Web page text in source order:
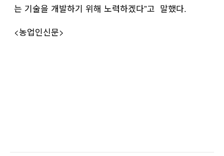
는 기술을 개발하기 위해 노력하겠다”고 말했다.
<농업인신문>